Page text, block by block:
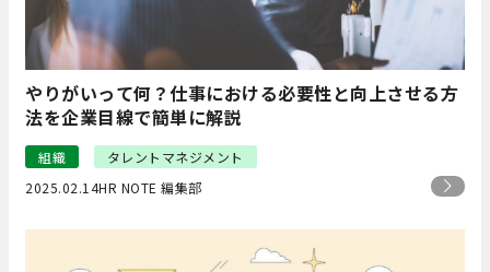
やりがいって何？仕事における必要性と向上させる方
法を企業目線で簡単に解説
組織
タレントマネジメント
2025.02.14HR NOTE 編集部